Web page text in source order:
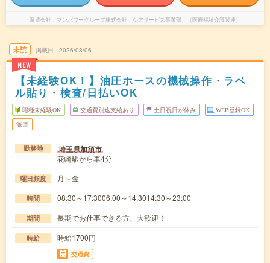
派遣会社 マンパワーグループ株式会社 ケアサービス事業部 （医療福祉介護関連）
未読
NEW
掲載日 2026/08/06
【未経験OK！】油圧ホースの機械操作・ラベ
ル貼り・検査/日払いOK
職種未経験OK 交通費別途支給あり 土日祝日が休み WEB登録OK
派遣
勤務地 埼玉県加須市
花崎駅から車4分
曜日頻度 月～金
時間 08:30～17:3006:00～14:3014:30～23:00
期間 長期でお仕事できる方、大歓迎！
時給 時給1700円
交通費